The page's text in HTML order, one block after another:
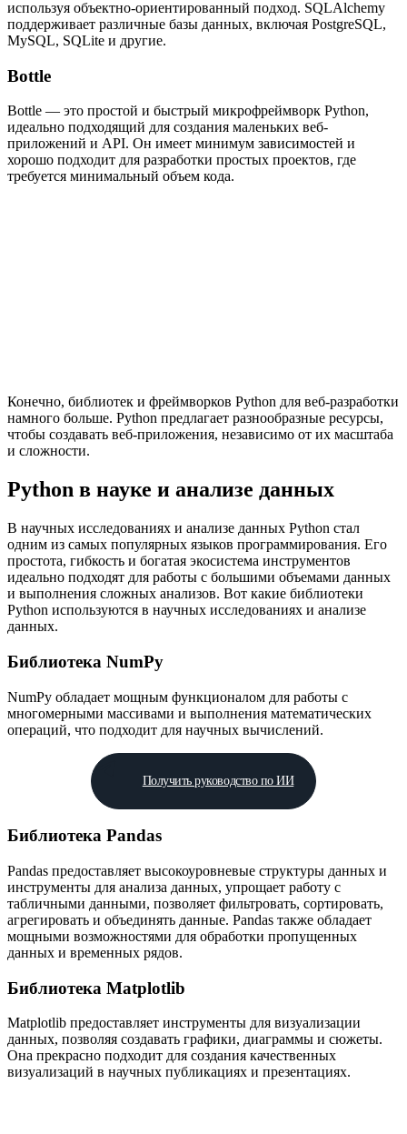
используя объектно-ориентированный подход. SQLAlchemy
поддерживает различные базы данных, включая PostgreSQL,
MySQL, SQLite и другие.
Bottle
Bottle — это простой и быстрый микрофреймворк Python,
идеально подходящий для создания маленьких веб-
приложений и API. Он имеет минимум зависимостей и
хорошо подходит для разработки простых проектов, где
требуется минимальный объем кода.
Конечно, библиотек и фреймворков Python для веб-разработки
намного больше. Python предлагает разнообразные ресурсы,
чтобы создавать веб-приложения, независимо от их масштаба
и сложности.
Python в науке и анализе данных
В научных исследованиях и анализе данных Python стал
одним из самых популярных языков программирования. Его
простота, гибкость и богатая экосистема инструментов
идеально подходят для работы с большими объемами данных
и выполнения сложных анализов. Вот какие библиотеки
Python используются в научных исследованиях и анализе
данных.
Библиотека NumPy
NumPy обладает мощным функционалом для работы с
многомерными массивами и выполнения математических
операций, что подходит для научных вычислений.
Получить руководство по ИИ
Библиотека Pandas
Pandas предоставляет высокоуровневые структуры данных и
инструменты для анализа данных, упрощает работу с
табличными данными, позволяет фильтровать, сортировать,
агрегировать и объединять данные. Pandas также обладает
мощными возможностями для обработки пропущенных
данных и временных рядов.
Библиотека Matplotlib
Matplotlib предоставляет инструменты для визуализации
данных, позволяя создавать графики, диаграммы и сюжеты.
Она прекрасно подходит для создания качественных
визуализаций в научных публикациях и презентациях.